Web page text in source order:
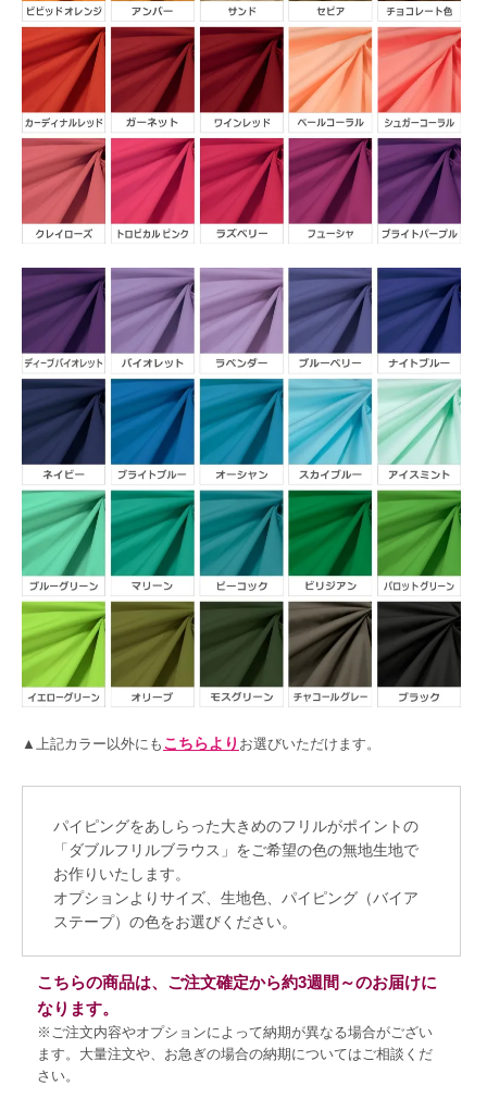
▲上記カラー以外にも こちらより お選びいただけます。
パイピングをあしらった大きめのフリルがポイントの
「ダブルフリルブラウス」をご希望の色の無地生地で
お作りいたします。
オプションよりサイズ、生地色、パイピング（バイア
ステープ）の色をお選びください。
こちらの商品は、ご注文確定から約3週間～のお届けに
なります。
※ご注文内容やオプションによって納期が異なる場合がござい
ます。大量注文や、お急ぎの場合の納期についてはご相談くだ
さい。